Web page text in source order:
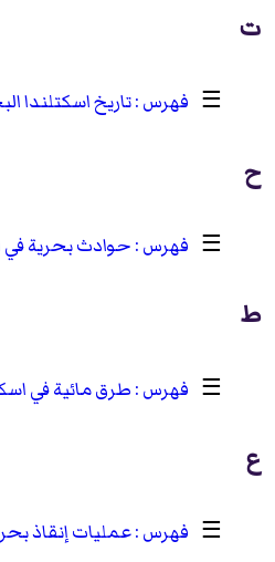
ت
☰ تاريخ اسكتلندا
ح
☰ حوادث بحرية في
ط
☰ طرق مائية في
ع
☰ عمليات إنقاذ